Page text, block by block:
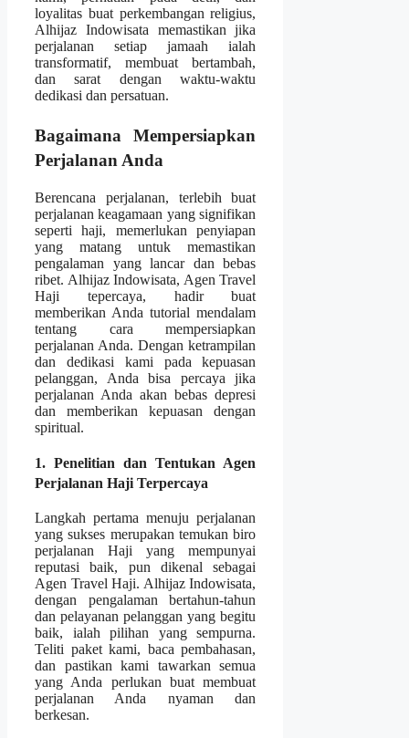
loyalitas buat perkembangan religius,
Alhijaz Indowisata memastikan jika
perjalanan setiap jamaah ialah
transformatif, membuat bertambah,
dan sarat dengan waktu-waktu
dedikasi dan persatuan.
Bagaimana Mempersiapkan
Perjalanan Anda
Berencana perjalanan, terlebih buat
perjalanan keagamaan yang signifikan
seperti haji, memerlukan penyiapan
yang matang untuk memastikan
pengalaman yang lancar dan bebas
ribet. Alhijaz Indowisata, Agen Travel
Haji tepercaya, hadir buat
memberikan Anda tutorial mendalam
tentang cara mempersiapkan
perjalanan Anda. Dengan ketrampilan
dan dedikasi kami pada kepuasan
pelanggan, Anda bisa percaya jika
perjalanan Anda akan bebas depresi
dan memberikan kepuasan dengan
spiritual.
1. Penelitian dan Tentukan Agen
Perjalanan Haji Terpercaya
Langkah pertama menuju perjalanan
yang sukses merupakan temukan biro
perjalanan Haji yang mempunyai
reputasi baik, pun dikenal sebagai
Agen Travel Haji. Alhijaz Indowisata,
dengan pengalaman bertahun-tahun
dan pelayanan pelanggan yang begitu
baik, ialah pilihan yang sempurna.
Teliti paket kami, baca pembahasan,
dan pastikan kami tawarkan semua
yang Anda perlukan buat membuat
perjalanan Anda nyaman dan
berkesan.